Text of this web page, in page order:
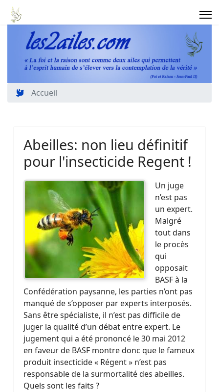
Accueil
Abeilles: non lieu définitif
pour l'insecticide Regent !
Un juge
n’est pas
un expert.
Malgré
tout dans
le procès
qui
opposait
BASF à la
Confédération paysanne, les parties n’ont pas
manqué de s’opposer par experts interposés.
Sans être spécialiste, il n’est pas difficile de
juger la qualité d’un débat entre expert. Le
jugement qui a été prononcé le 30 mai 2012
en faveur de BASF montre donc que le fameux
produit insecticide « Régent » n’est pas
responsable de la surmortalité des abeilles.
Quels sont les faits ?